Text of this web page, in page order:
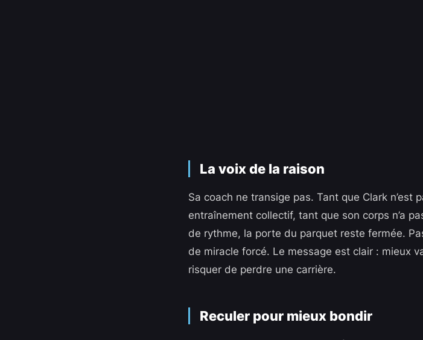
La voix de la raison
Sa coach ne transige pas. Tant que Clark n’est
entraînement collectif, tant que son corps n’a
de rythme, la porte du parquet reste fermée.
de miracle forcé. Le message est clair : mieux
risquer de perdre une carrière.
Reculer pour mieux bondir